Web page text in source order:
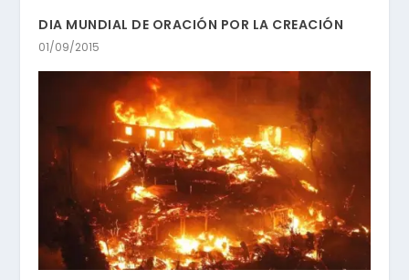
DIA MUNDIAL DE ORACIÓN POR LA CREACIÓN
01/09/2015